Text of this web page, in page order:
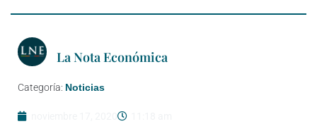
La Nota Económica
Categoría: Noticias